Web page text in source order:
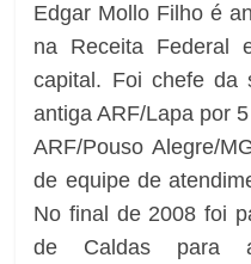
Edgar Mollo Filho é
na Receita Federal
capital. Foi chefe da
antiga ARF/Lapa por
ARF/Pouso Alegre/
de equipe de
No final de 2008 foi
de Caldas para